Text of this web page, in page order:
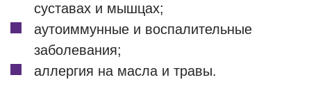
суставах и мышцах;
аутоиммунные и воспалительные
заболевания;
аллергия на масла и травы.